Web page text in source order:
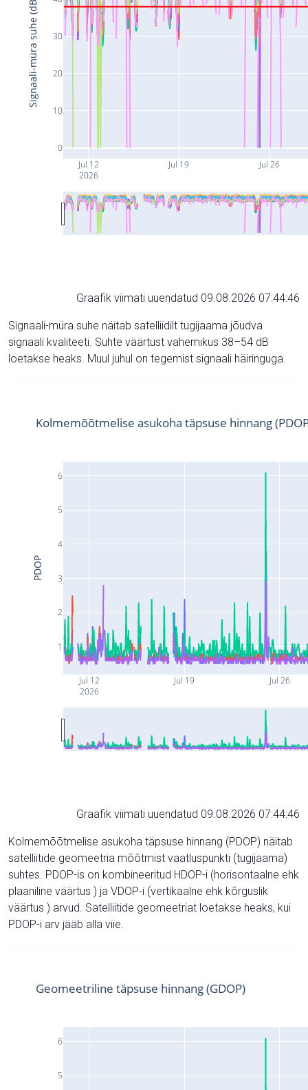
Jul 12
2026
Jul 19 Jul 26
0
10
20
30
Signaali-müra suhe (dB)
Graafik viimati uuendatud 09.08.2026 07:44:46
Signaali-müra suhe näitab satelliidilt tugijaama jõudva
signaali kvaliteeti. Suhte väärtust vahemikus 38–54 dB
loetakse heaks. Muul juhul on tegemist signaali häiringuga.
Jul 12
2026
Jul 19 Jul 26
1
2
3
4
5
6
Kolmemõõtmelise asukoha täpsuse hinnang
PDOP
Graafik viimati uuendatud 09.08.2026 07:44:46
Kolmemõõtmelise asukoha täpsuse hinnang (PDOP) näitab
satelliitide geomeetria mõõtmist vaatluspunkti (tugijaama)
suhtes. PDOP-is on kombineeritud HDOP-i (horisontaalne ehk
plaaniline väärtus ) ja VDOP-i (vertikaalne ehk kõrguslik
väärtus ) arvud. Satelliitide geomeetriat loetakse heaks, kui
PDOP-i arv jääb alla viie.
5
6
Geomeetriline täpsuse hinnang (GDOP)